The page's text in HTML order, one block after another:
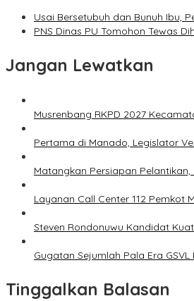
Usai Bersetubuh dan Bunuh Ibu,
PNS Dinas PU Tomohon Tewas
Jangan Lewatkan
Musrenbang RKPD 2027
Pertama di Manado, Legislator
Matangkan Persiapan
Layanan Call Center 112 Pemkot
Steven Rondonuwu Kandidat
Gugatan Sejumlah Pala Era
Tinggalkan Balasan